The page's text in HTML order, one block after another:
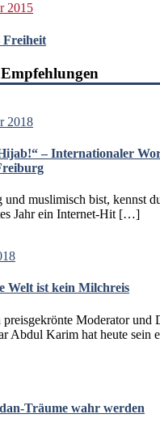
2015
Freiheit
2018
– Internationaler
und muslimisch bist, kennst
Jahr ein Internet-Hit […]
Welt ist kein Milchreis
Moderator und
Abdul Karim hat heute
Träume wahr werden